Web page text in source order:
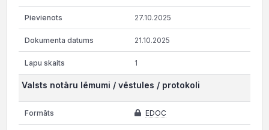
27.10.2025
21.10.2025
1
Valsts notāru lēmumi / vēstules / protokoli
EDOC